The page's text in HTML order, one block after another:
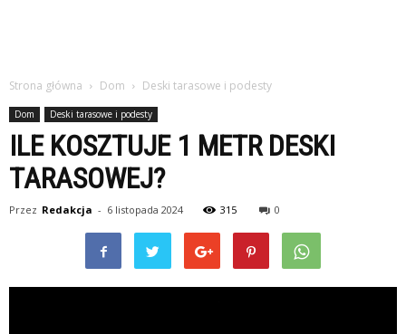
Strona główna Dom Deski tarasowe i podesty
Dom Deski tarasowe i podesty
ILE KOSZTUJE 1 METR DESKI
TARASOWEJ?
Przez Redakcja - 6 listopada 2024 315 0